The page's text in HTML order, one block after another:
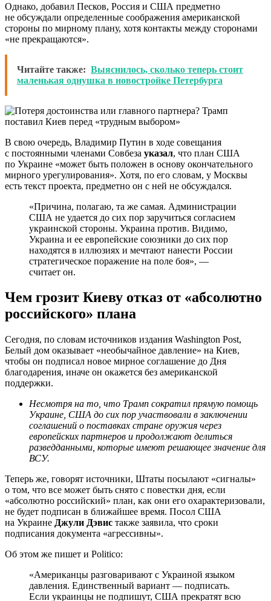
Однако, добавил Песков, Россия и США предметно
не обсуждали определенные соображения американской
стороны по мирному плану, хотя контакты между сторонами
«не прекращаются».
Читайте также: Выяснилось, сколько теперь стоит
маленькая однушка в новостройке Петербурга
В свою очередь, Владимир Путин в ходе совещания
с постоянными членами Совбеза указал, что план США
по Украине «может быть положен в основу окончательного
мирного урегулирования». Хотя, по его словам, у Москвы
есть текст проекта, предметно он с ней не обсуждался.
«Причина, полагаю, та же самая. Администрации
США не удается до сих пор заручиться согласием
украинской стороны. Украина против. Видимо,
Украина и ее европейские союзники до сих пор
находятся в иллюзиях и мечтают нанести России
стратегическое поражение на поле боя», —
считает он.
Чем грозит Киеву отказ от «абсолютно
российского» плана
Сегодня, по словам источников издания Washington Post,
Белый дом оказывает «необычайное давление» на Киев,
чтобы он подписал новое мирное соглашение до Дня
благодарения, иначе он окажется без американской
поддержки.
Несмотря на то, что Трамп сократил прямую помощь
Украине, США до сих пор участвовали в заключении
соглашений о поставках стране оружия через
европейских партнеров и продолжают делиться
разведданными, которые имеют решающее значение для
ВСУ.
Теперь же, говорят источники, Штаты посылают «сигналы»
о том, что все может быть снято с повестки дня, если
«абсолютно российский» план, как они его охарактеризовали,
не будет подписан в ближайшее время. Посол США
на Украине Джули Дэвис также заявила, что сроки
подписания документа «агрессивны».
Об этом же пишет и Politico:
«Американцы разговаривают с Украиной языком
давления. Единственный вариант — подписать.
Если украинцы не подпишут, США прекратят всю